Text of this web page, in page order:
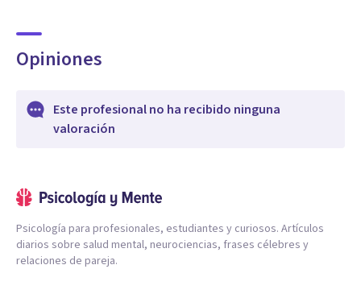
Opiniones
Este profesional no ha recibido ninguna
valoración
Psicología para profesionales, estudiantes y curiosos. Artículos
diarios sobre salud mental, neurociencias, frases célebres y
relaciones de pareja.